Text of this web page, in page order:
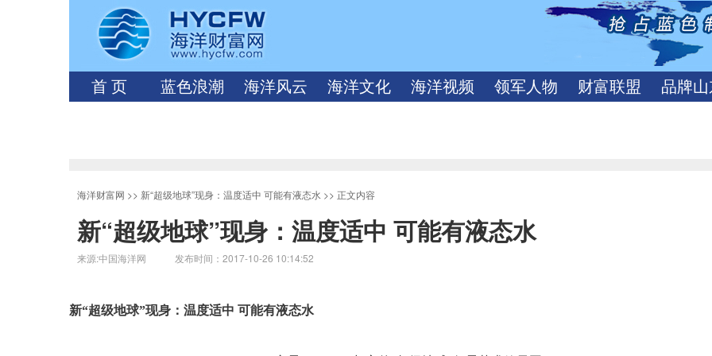
首 页 蓝色浪潮 海洋风云 海洋文化 海洋视频 领军人物 财富联盟 品牌
海洋财富网 >> 新“超级地球”现身：温度适中 可能有液态水 >> 正文内容
新“超级地球”现身：温度适中 可能有液态水
来源:中国海洋网 发布时间：2017-10-26 10:14:52
新“超级地球”现身：温度适中 可能有液态水